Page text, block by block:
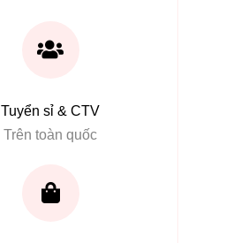
Tuyển sỉ & CTV
Trên toàn quốc